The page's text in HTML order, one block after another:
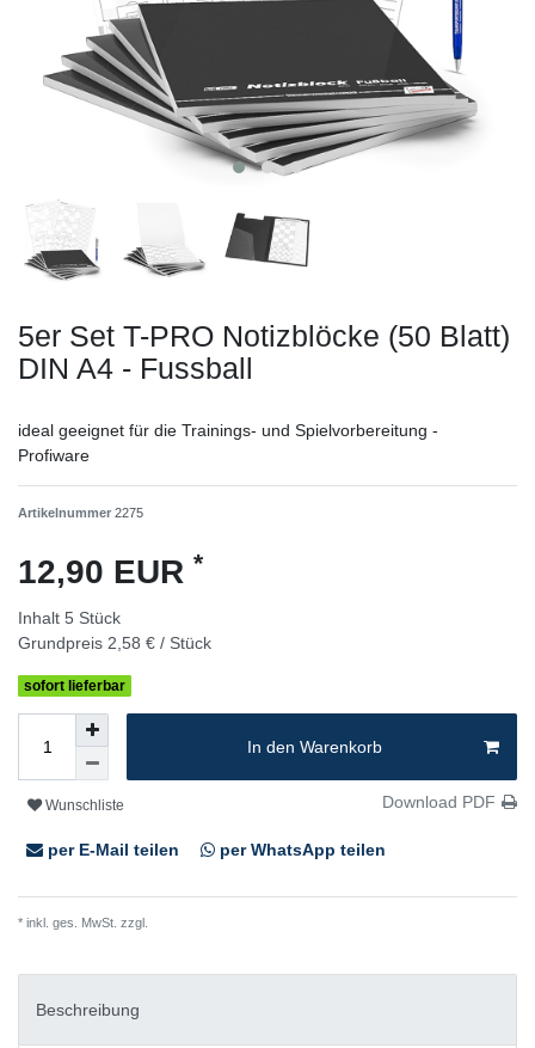
5er Set T-PRO Notizblöcke (50 Blatt)
DIN A4 - Fussball
ideal geeignet für die Trainings- und Spielvorbereitung -
Profiware
Artikelnummer 2275
12,90 EUR *
Inhalt 5 Stück
Grundpreis 2,58 € / Stück
sofort lieferbar
In den Warenkorb
Wunschliste Download PDF
per E-Mail teilen per WhatsApp teilen
* inkl. ges. MwSt. zzgl.
Beschreibung